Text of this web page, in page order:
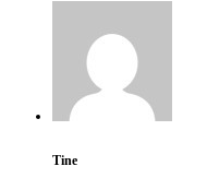
Tine